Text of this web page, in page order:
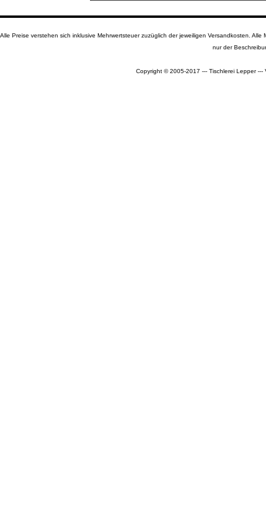
Alle Preise verstehen sich inklusive Mehrwertsteuer zuzüglich der jeweiligen Versandkosten.
nur der
Copyright © 2005-2017 --- Tischlerei Lepper